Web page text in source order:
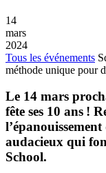
14
mars
2024
Tous les événements
méthode unique pour
Le 14 mars
fête ses 10 ans !
audacieux qui
School.